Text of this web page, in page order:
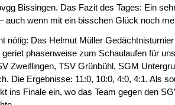
Bissingen. Das Fazit des Tages: Ein
auch wenn mit ein bisschen Glück noch
nötig: Das Helmut Müller
phasenweise zum Schaulaufen für
Zweiflingen, TSV Grünbühl, SGM
Die Ergebnisse: 11:0, 10:0, 4:0, 4:1. Als
ins Finale ein, wo das Team gegen den